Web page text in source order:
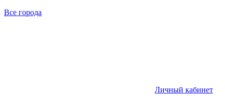
Все города
Личный кабинет